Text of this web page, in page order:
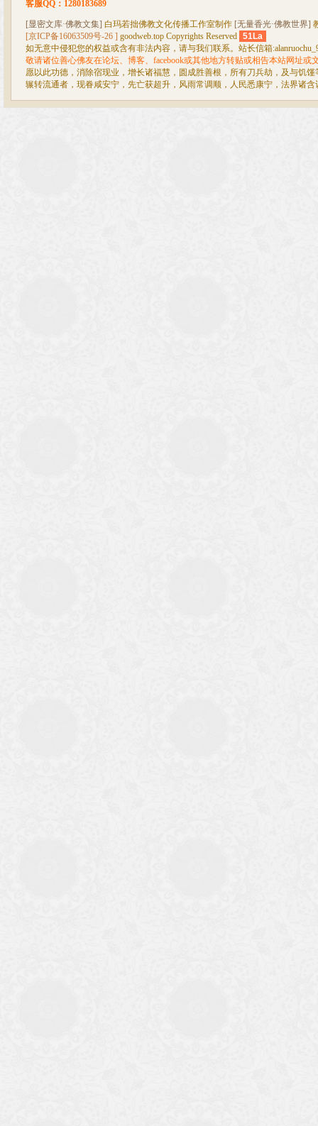
客服QQ：1280183689
[显密文库·佛教文集] 白玛若拙佛教文化传播工作室制作 [无量香光·佛教世界]
[京ICP备16063509号-26 ] goodweb.top Copyrights Reserved 51La
如无意中侵犯您的权益或含有非法内容，请与我们联系。站长信箱
敬请诸位善心佛友在论坛、博客、facebook或其他地方转贴或相告本站网址或
愿以此功德，消除宿现业，增长诸福慧，圆成胜善根，所有刀兵劫，及与饥
辗转流通者，现眷咸安宁，先亡获超升，风雨常调顺，人民悉康宁，法界诸含